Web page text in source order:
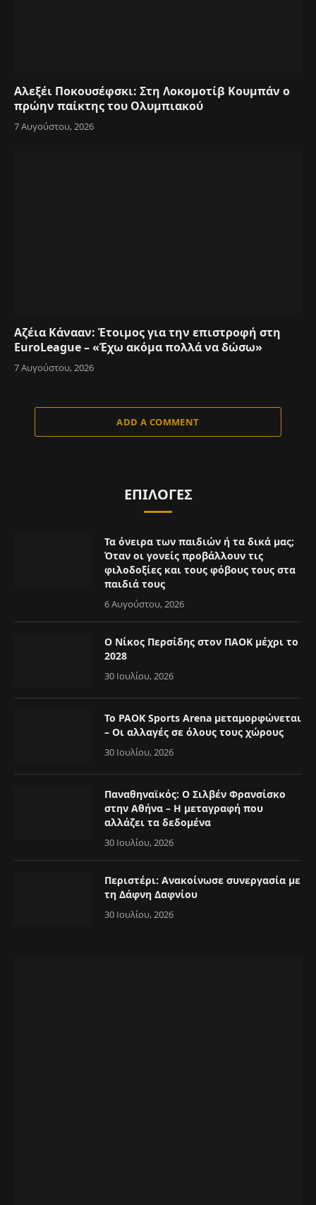
Αλεξέι Ποκουσέφσκι: Στη Λοκομοτίβ Κουμπάν ο
πρώην παίκτης του Ολυμπιακού
7 Αυγούστου, 2026
Αζέια Κάνααν: Έτοιμος για την επιστροφή στη
EuroLeague – «Έχω ακόμα πολλά να δώσω»
7 Αυγούστου, 2026
ADD A COMMENT
ΕΠΙΛΟΓΈΣ
Τα όνειρα των παιδιών ή τα δικά μας;
Όταν οι γονείς προβάλλουν τις
φιλοδοξίες και τους φόβους τους στα
παιδιά τους
6 Αυγούστου, 2026
Ο Νίκος Περσίδης στον ΠΑΟΚ μέχρι το
2028
30 Ιουλίου, 2026
Το PAOK Sports Arena μεταμορφώνεται
– Οι αλλαγές σε όλους τους χώρους
30 Ιουλίου, 2026
Παναθηναϊκός: Ο Σιλβέν Φρανσίσκο
στην Αθήνα – Η μεταγραφή που
αλλάζει τα δεδομένα
30 Ιουλίου, 2026
Περιστέρι: Ανακοίνωσε συνεργασία με
τη Δάφνη Δαφνίου
30 Ιουλίου, 2026